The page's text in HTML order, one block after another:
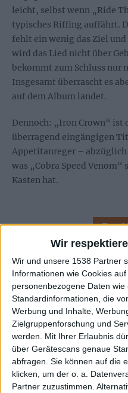
Wir
Wir und unsere 1538 Partner
Informationen wie Cookies
personenbezogene Daten
Standardinformationen, die
Werbung und Inhalte,
Zielgruppenforschung und
werden.
Mit Ihrer Erlaubnis
über Gerätescans genaue
abfragen. Sie können auf die
klicken, um der o. a.
Partner zuzustimmen.
leicht, selbst wenn „Ride
typisches Riffing auffährt.
fehlt ein wenig das Ziel
wird das Lied nicht über
bekommt zum Schluss nur
Insgesamt überrascht es
auf dem Album landet.
Dennoch: „Iron Crown“ ist
überragend eingängigen
Appetitanreger – abzüglich
was „Cobra Speed
Kasten hat.
Zur
Eckart
-
Newsletter abonnieren